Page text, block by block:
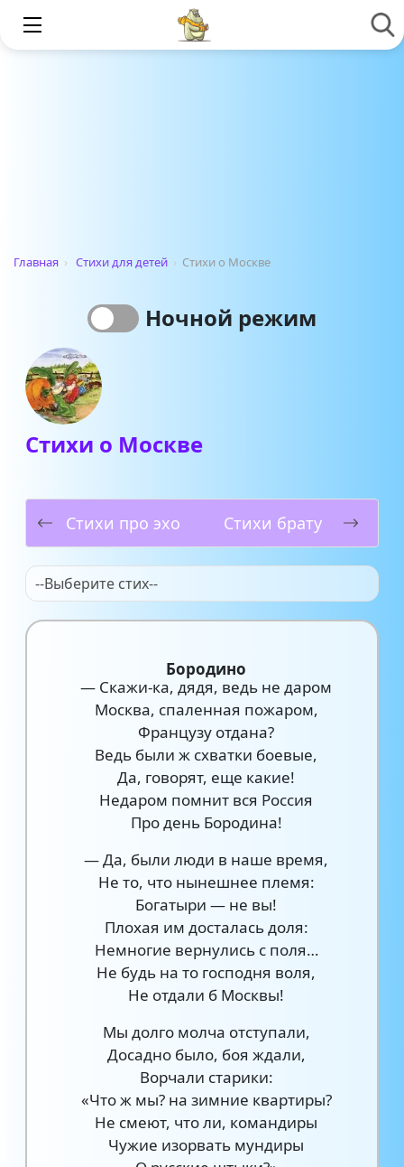
Главная › Стихи для детей › Стихи о Москве
Ночной режим
Стихи о Москве
Стихи про эхо Стихи брату
--Выберите стих--
Бородино
— Скажи-ка, дядя, ведь не даром
Москва, спаленная пожаром,
Французу отдана?
Ведь были ж схватки боевые,
Да, говорят, еще какие!
Недаром помнит вся Россия
Про день Бородина!
— Да, были люди в наше время,
Не то, что нынешнее племя:
Богатыри — не вы!
Плохая им досталась доля:
Немногие вернулись с поля…
Не будь на то господня воля,
Не отдали б Москвы!
Мы долго молча отступали,
Досадно было, боя ждали,
Ворчали старики:
«Что ж мы? на зимние квартиры?
Не смеют, что ли, командиры
Чужие изорвать мундиры